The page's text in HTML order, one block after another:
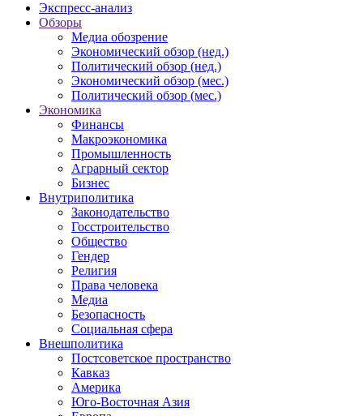
Экспресс-анализ
Обзоры
Медиа обозрение
Экономический обзор (нед.)
Политический обзор (нед.)
Экономический обзор (мес.)
Политический обзор (мес.)
Экономика
Финансы
Макроэкономика
Промышленность
Аграрный сектор
Бизнес
Внутриполитика
Законодательство
Госстроительство
Общество
Гендер
Религия
Права человека
Медиа
Безопасность
Социальная сфера
Внешполитика
Постсоветское пространство
Кавказ
Америка
Юго-Восточная Азия